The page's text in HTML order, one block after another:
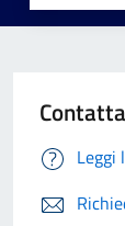
Leggi